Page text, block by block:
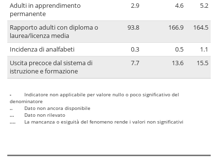
Adulti in apprendimento
permanente
2.9 4.6 5.2
Rapporto adulti con diploma o
laurea/licenza media
93.8 166.9 164.5
Incidenza di analfabeti 0.3 0.5
1.1
Uscita precoce dal sistema di
istruzione e formazione
7.7 13.6 15.5
-
Indicatore non applicabile per valore nullo o poco significativo del
denominatore
..
Dato non ancora disponibile
...
Dato non rilevato
....
La mancanza o esiguità del fenomeno rende i valori non significativi